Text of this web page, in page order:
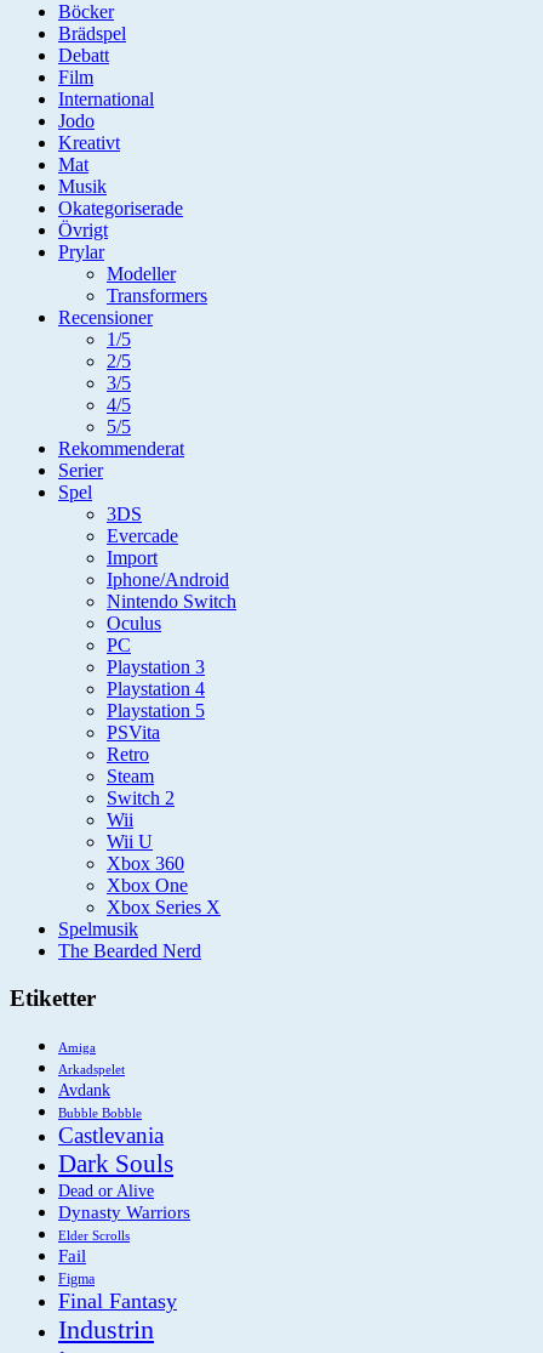
Böcker
Brädspel
Debatt
Film
International
Jodo
Kreativt
Mat
Musik
Okategoriserade
Övrigt
Prylar
Modeller
Transformers
Recensioner
1/5
2/5
3/5
4/5
5/5
Rekommenderat
Serier
Spel
3DS
Evercade
Import
Iphone/Android
Nintendo Switch
Oculus
PC
Playstation 3
Playstation 4
Playstation 5
PSVita
Retro
Steam
Switch 2
Wii
Wii U
Xbox 360
Xbox One
Xbox Series X
Spelmusik
The Bearded Nerd
Etiketter
Amiga
Arkadspelet
Avdank
Bubble Bobble
Castlevania
Dark Souls
Dead or Alive
Dynasty Warriors
Elder Scrolls
Fail
Figma
Final Fantasy
Industrin